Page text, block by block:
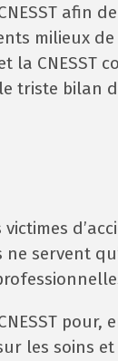
afin
milieux
CNESST
triste bilan
servent
pour,
les soins